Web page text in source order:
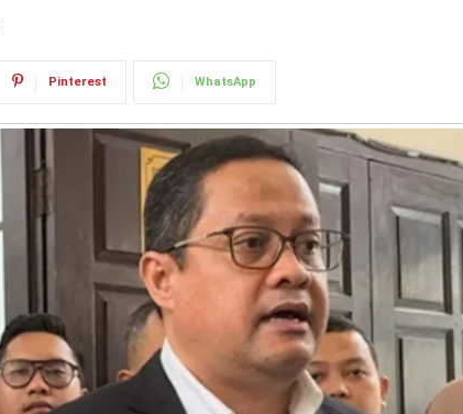
Pinterest WhatsApp